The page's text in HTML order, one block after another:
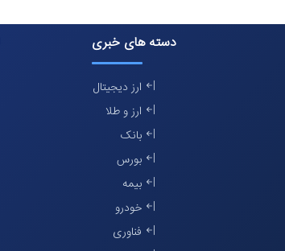
دسته های خبری
ارز دیجیتال
ارز و طلا
بانک
بورس
بیمه
خودرو
فناوری